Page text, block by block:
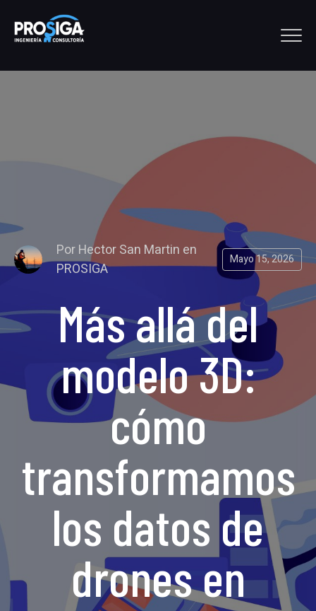
PorHector San Martin en
PROSIGA
Mayo 15, 2026
Más allá del
modelo 3D:
cómo
transformamos
los datos de
drones en